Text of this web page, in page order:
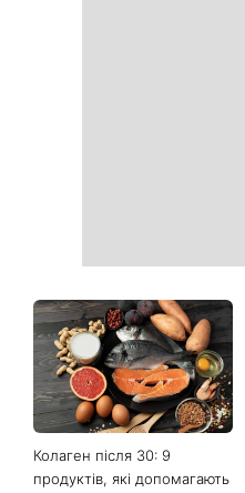
Більше не приховує кохану:
Володимир Дантес вперше
відкрито показався з новою
обраницею